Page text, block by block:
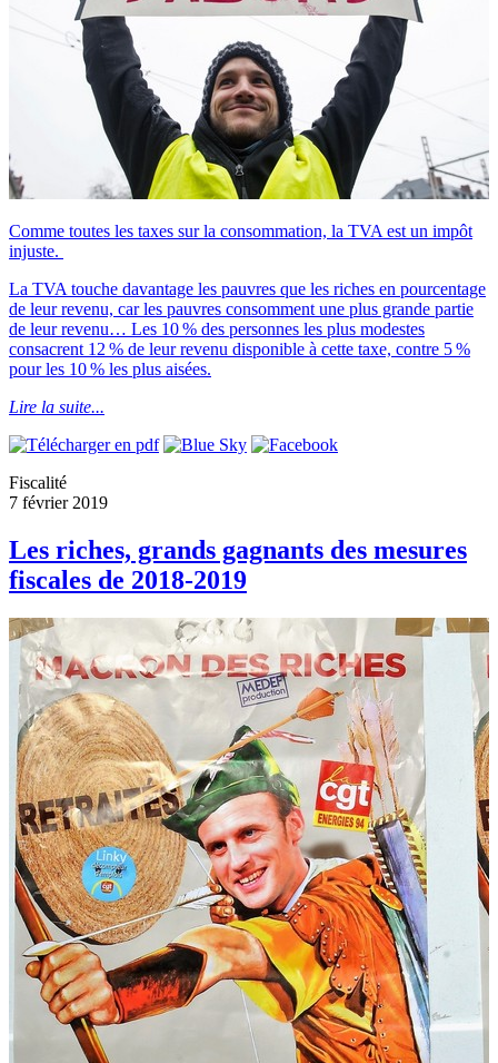
Comme toutes les taxes sur la consommation, la TVA est un impôt
injuste.
La TVA touche davantage les pauvres que les riches en pourcentage
de leur revenu, car les pauvres consomment une plus grande partie
de leur revenu… Les 10 % des personnes les plus modestes
consacrent 12 % de leur revenu disponible à cette taxe, contre 5 %
pour les 10 % les plus aisées.
Lire la suite...
Fiscalité
7 février 2019
Les riches, grands gagnants des mesures
fiscales de 2018-2019